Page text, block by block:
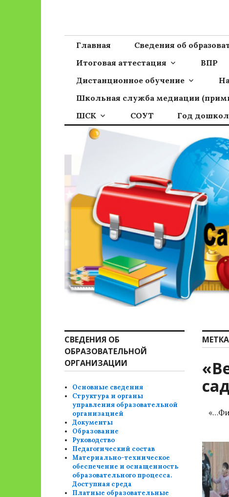
Сайт ГБОУ
Главная Сведения об
Итоговая аттестация
ВПР
Дистанционное обучение
Школьная служба медиации
ШСК
СОУТ Год
СВЕДЕНИЯ ОБ
ОБРАЗОВАТЕЛЬНОЙ
ОРГАНИЗАЦИИ
Основные сведения
Структура и органы
управления образовательной
организацией
Документы
Образование
Руководство
Педагогический состав
Материально-техническое
обеспечение и оснащенность
образовательного процесса.
Доступная среда
Платные образовательные